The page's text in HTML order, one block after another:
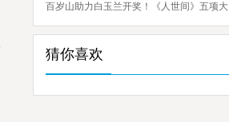
百岁山助力白玉兰开奖！《人世间》五项大
猜你喜欢